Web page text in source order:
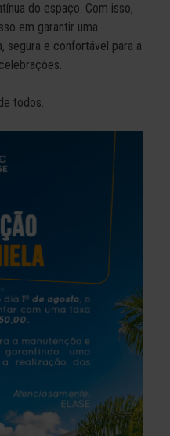
do espaço. Com isso,
em garantir uma
segura e confortável para a
todos.